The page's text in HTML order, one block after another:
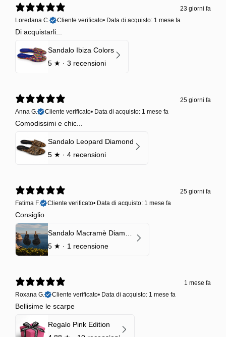
23 giorni fa
Loredana C.
Cliente verificato• Data di acquisto: 1 mese fa
Di acquistarli...
Sandalo Ibiza Colors
5 ★ · 3 recensioni
25 giorni fa
Anna G.
Cliente verificato• Data di acquisto: 1 mese fa
Comodissimi e chic...
Sandalo Leopard Diamond
5 ★ · 4 recensioni
25 giorni fa
Fatima F.
Cliente verificato• Data di acquisto: 1 mese fa
Consiglio
5 ★ · 1 recensione
1 mese fa
Roxana G.
Cliente verificato• Data di acquisto: 1 mese fa
Bellisime le scarpe
Regalo Pink Edition